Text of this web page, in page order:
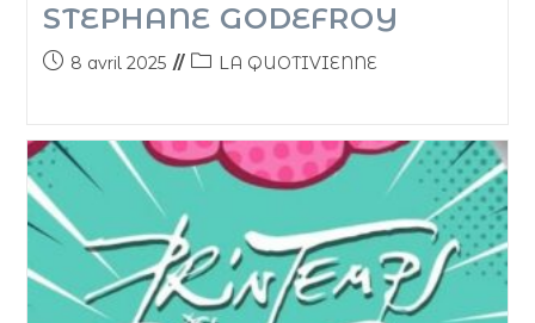
STEPHANE GODEFROY
8 avril 2025 LA QUOTIVIENNE